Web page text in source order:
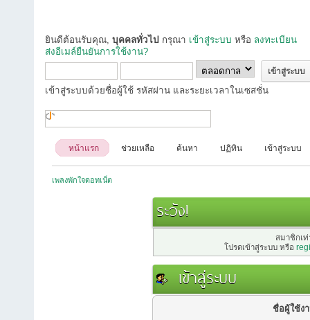
ยินดีต้อนรับคุณ, บุคคลทั่วไป กรุณา เข้าสู่ระบบ หรือ ลงทะเบียน
ส่งอีเมล์ยืนยันการใช้งาน?
เข้าสู่ระบบด้วยชื่อผู้ใช้ รหัสผ่าน และระยะเวลาในเซสชั่น
หน้าแรก ช่วยเหลือ ค้นหา ปฏิทิน เข้าสู่ระบบ
เพลงพักใจดอทเน็ต
ระวัง!
สมาชิกเ
โปรดเข้าสู่ระบบ หรือ
เข้าสู่ระบบ
ชื่อผู้ใช้ง